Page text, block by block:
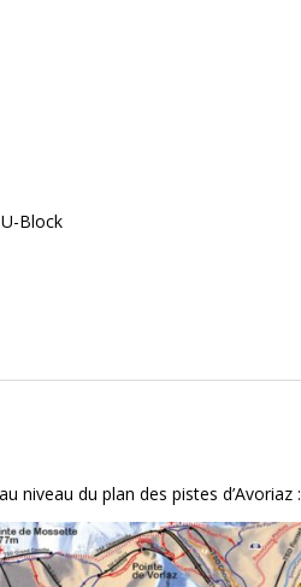
Block
niveau du plan des pistes d’Avoriaz :